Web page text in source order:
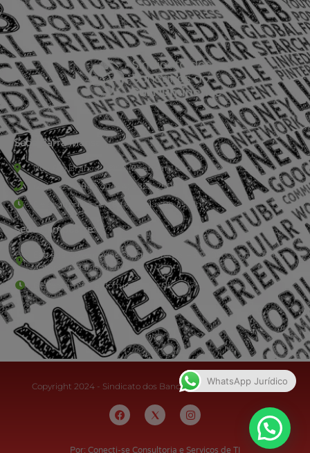
Sede Barra Mansa
Rua Rio Branco, nº107 (2º andar), Centro - Cep: 27.330-030
(24) 3323-2848 ou (24) 3323-2500
De segunda à sexta-feira , das 9h às 17h.
Sede Campestre:
Estrada Governador Chagas Freitas – 3.780 – Colônia Santo
Antônio – Barra Mansa
De terça-feira a domingo, das 9h às 17h
Copyright 2024 - Sindicato dos Bancários do Sul Fluminense
Por: Conecti-se Consultoria e Serviços de TI
WhatsApp Jurídico